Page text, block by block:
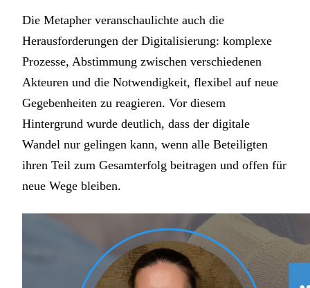
Die Metapher veranschaulichte auch die
Herausforderungen der Digitalisierung: komplexe
Prozesse, Abstimmung zwischen verschiedenen
Akteuren und die Notwendigkeit, flexibel auf neue
Gegebenheiten zu reagieren. Vor diesem
Hintergrund wurde deutlich, dass der digitale
Wandel nur gelingen kann, wenn alle Beteiligten
ihren Teil zum Gesamterfolg beitragen und offen für
neue Wege bleiben.